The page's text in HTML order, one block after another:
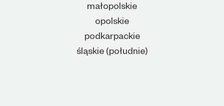
małopolskie
opolskie
podkarpackie
śląskie (południe)